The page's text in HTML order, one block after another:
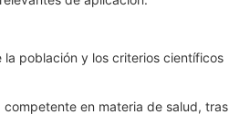
la población y los criterios científicos
en materia de salud,